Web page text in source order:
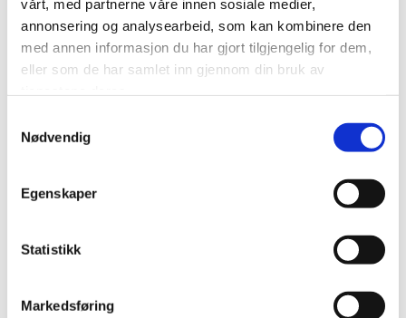
vårt, med partnerne våre innen sosiale medier,
annonsering og analysearbeid, som kan kombinere den
med annen informasjon du har gjort tilgjengelig for dem,
eller som de har samlet inn gjennom din bruk av
Nødvendig
Egenskaper
Statistikk
Markedsføring